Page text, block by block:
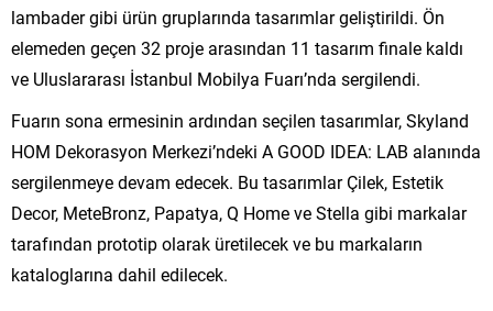
lambader gibi ürün gruplarında tasarımlar geliştirildi. Ön
elemeden geçen 32 proje arasından 11 tasarım finale kaldı
ve Uluslararası İstanbul Mobilya Fuarı’nda sergilendi.
Fuarın sona ermesinin ardından seçilen tasarımlar, Skyland
HOM Dekorasyon Merkezi’ndeki A GOOD IDEA: LAB alanında
sergilenmeye devam edecek. Bu tasarımlar Çilek, Estetik
Decor, MeteBronz, Papatya, Q Home ve Stella gibi markalar
tarafından prototip olarak üretilecek ve bu markaların
kataloglarına dahil edilecek.